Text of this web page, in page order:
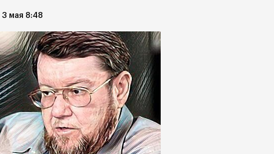
3 мая 8:48